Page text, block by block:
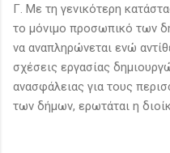
Γ. Με τη γενικότερη
το μόνιμο προσωπικό των
να αναπληρώνεται ενώ
σχέσεις εργασίας
ανασφάλειας για τους
των δήμων, ερωτάται η